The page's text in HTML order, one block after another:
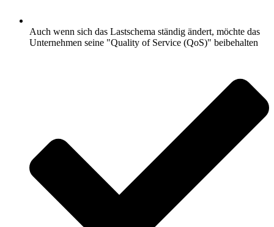
Auch wenn sich das Lastschema ständig ändert, möchte das
Unternehmen seine "Quality of Service (QoS)" beibehalten